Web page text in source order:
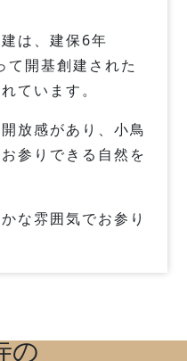
は、建保6年
て開基創建された
ています。
放感があり、小鳥
参りできる自然を
な雰囲気でお参り
の